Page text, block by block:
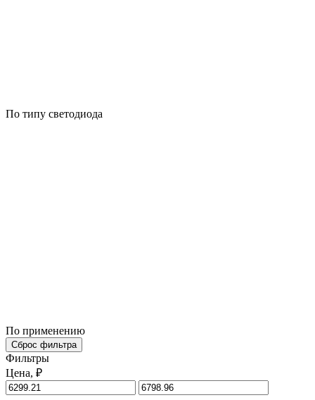
По типу светодиода
По применению
Сброс фильтра
Фильтры
Цена, ₽